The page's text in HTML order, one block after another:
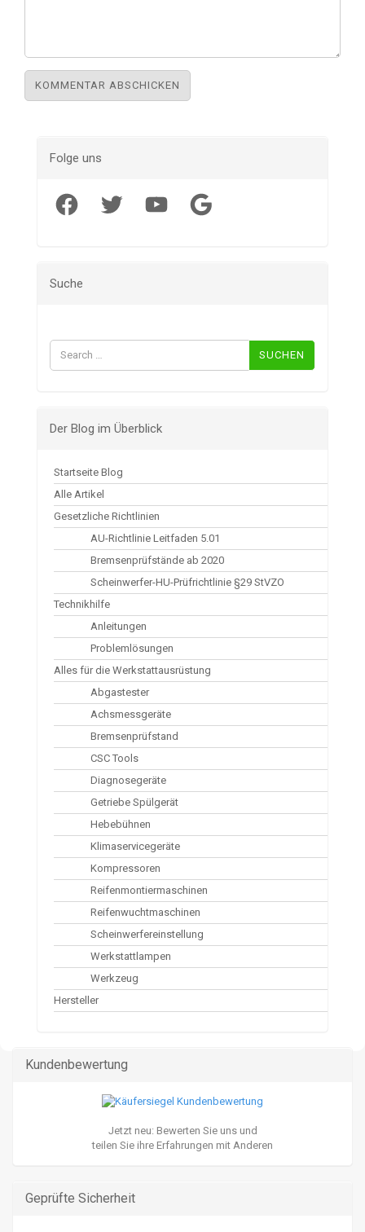
Folge uns
Facebook Twitter YouTube Google
Suche
Suchen
nach:
Der Blog im Überblick
Startseite Blog
Alle Artikel
Gesetzliche Richtlinien
AU-Richtlinie Leitfaden 5.01
Bremsenprüfstände ab 2020
Scheinwerfer-HU-Prüfrichtlinie §29 StVZO
Technikhilfe
Anleitungen
Problemlösungen
Alles für die Werkstattausrüstung
Abgastester
Achsmessgeräte
Bremsenprüfstand
CSC Tools
Diagnosegeräte
Getriebe Spülgerät
Hebebühnen
Klimaservicegeräte
Kompressoren
Reifenmontiermaschinen
Reifenwuchtmaschinen
Scheinwerfereinstellung
Werkstattlampen
Werkzeug
Hersteller
Kundenbewertung
Jetzt neu: Bewerten Sie uns und
teilen Sie ihre Erfahrungen mit Anderen
Geprüfte Sicherheit